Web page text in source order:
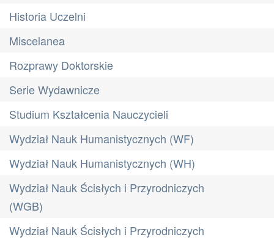
Historia Uczelni
Miscelanea
Rozprawy Doktorskie
Serie Wydawnicze
Studium Kształcenia Nauczycieli
Wydział Nauk Humanistycznych (WF)
Wydział Nauk Humanistycznych (WH)
Wydział Nauk Ścisłych i Przyrodniczych
(WGB)
Wydział Nauk Ścisłych i Przyrodniczych